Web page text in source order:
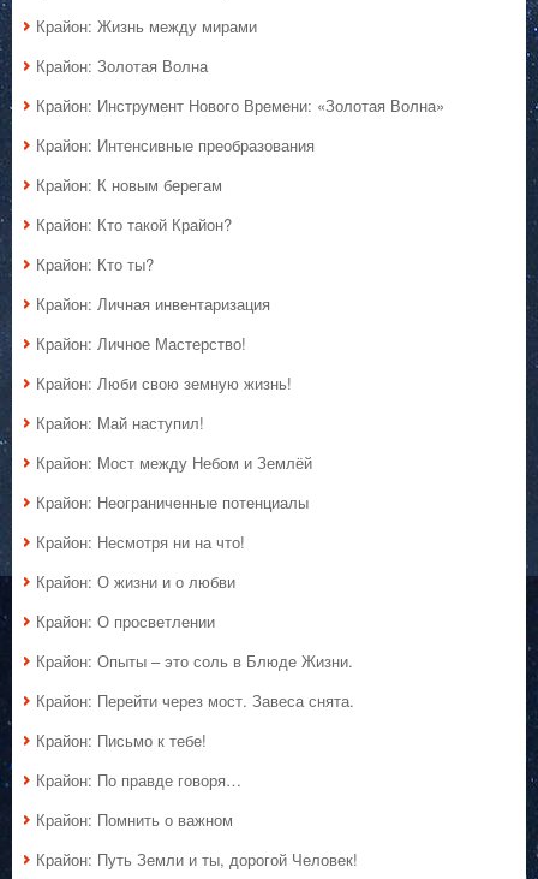
Крайон: Жизнь между мирами
Крайон: Золотая Волна
Крайон: Инструмент Нового Времени: «Золотая Волна»
Крайон: Интенсивные преобразования
Крайон: К новым берегам
Крайон: Кто такой Крайон?
Крайон: Кто ты?
Крайон: Личная инвентаризация
Крайон: Личное Мастерство!
Крайон: Люби свою земную жизнь!
Крайон: Май наступил!
Крайон: Мост между Небом и Землёй
Крайон: Неограниченные потенциалы
Крайон: Несмотря ни на что!
Крайон: О жизни и о любви
Крайон: О просветлении
Крайон: Опыты – это соль в Блюде Жизни.
Крайон: Перейти через мост. Завеса снята.
Крайон: Письмо к тебе!
Крайон: По правде говоря…
Крайон: Помнить о важном
Крайон: Путь Земли и ты, дорогой Человек!